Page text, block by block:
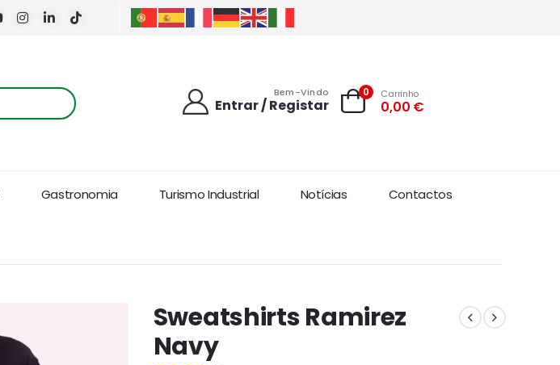
Bem-Vindo
Entrar / Registar
0 Carrinho
0,00 €
Gastronomia Turismo Industrial Notícias Contactos
Sweatshirts Ramirez
Navy